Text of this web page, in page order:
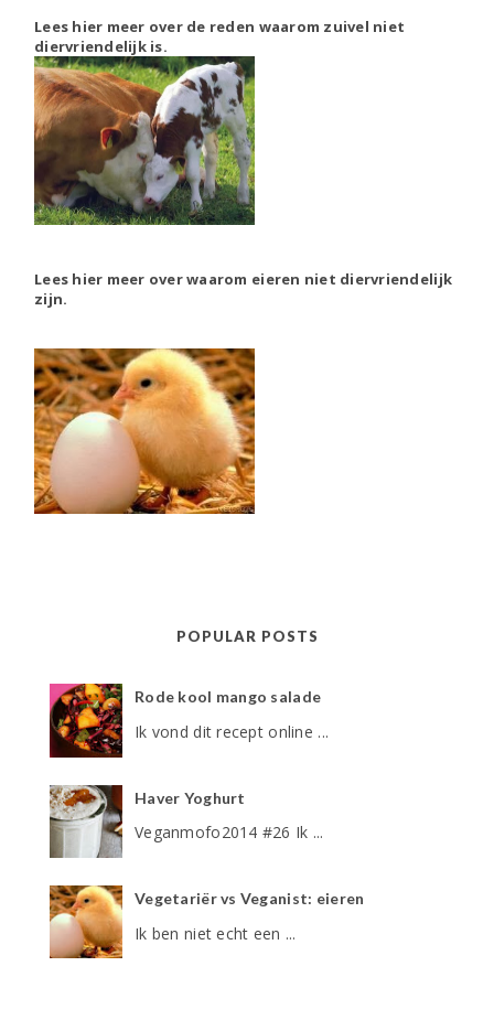
Lees hier meer over de reden waarom zuivel niet
diervriendelijk is.
Lees hier meer over waarom eieren niet diervriendelijk
zijn.
POPULAR POSTS
Rode kool mango salade
Ik vond dit recept online ...
Haver Yoghurt
Veganmofo2014 #26 Ik ...
Vegetariër vs Veganist: eieren
Ik ben niet echt een ...